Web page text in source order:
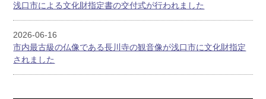
浅口市による文化財指定書の交付式が行われました
2026-06-16
市内最古級の仏像である長川寺の観音像が浅口市に文化財指定
されました